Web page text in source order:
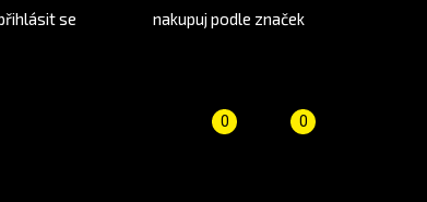
se nakupuj podle značek
Košík 0
(prázdný)
Porovnání
0